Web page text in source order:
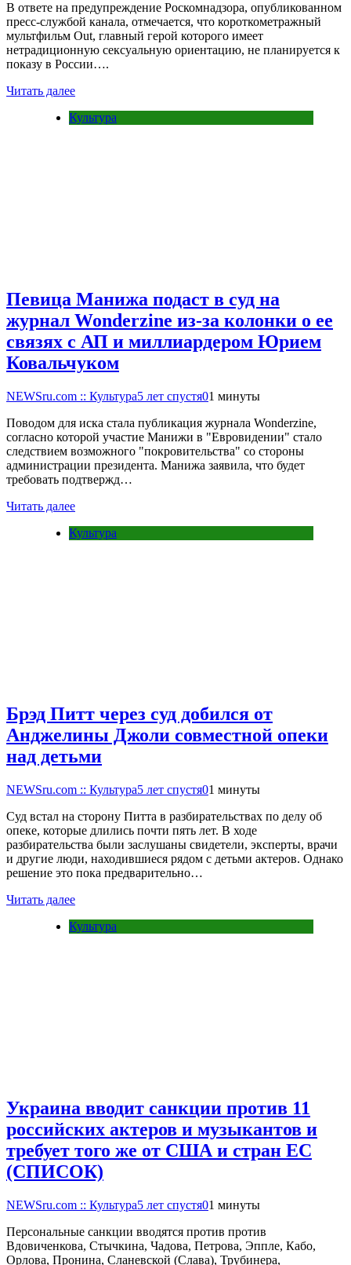
В ответе на предупреждение Роскомнадзора, опубликованном
пресс-службой канала, отмечается, что короткометражный
мультфильм Out, главный герой которого имеет
нетрадиционную сексуальную ориентацию, не планируется к
показу в России….
Читать далее
Культура
Певица Манижа подаст в суд на
журнал Wonderzine из-за колонки о ее
связях с АП и миллиардером Юрием
Ковальчуком
NEWSru.com :: Культура5 лет спустя01 минуты
Поводом для иска стала публикация журнала Wonderzine,
согласно которой участие Манижи в "Евровидении" стало
следствием возможного "покровительства" со стороны
администрации президента. Манижа заявила, что будет
требовать подтвержд…
Читать далее
Культура
Брэд Питт через суд добился от
Анджелины Джоли совместной опеки
над детьми
NEWSru.com :: Культура5 лет спустя01 минуты
Суд встал на сторону Питта в разбирательствах по делу об
опеке, которые длились почти пять лет. В ходе
разбирательства были заслушаны свидетели, эксперты, врачи
и другие люди, находившиеся рядом с детьми актеров. Однако
решение это пока предварительно…
Читать далее
Культура
Украина вводит санкции против 11
российских актеров и музыкантов и
требует того же от США и стран ЕС
(СПИСОК)
NEWSru.com :: Культура5 лет спустя01 минуты
Персональные санкции вводятся против против
Вдовиченкова, Стычкина, Чадова, Петрова, Эппле, Кабо,
Орлова, Пронина, Сланевской (Слава), Трубинера,